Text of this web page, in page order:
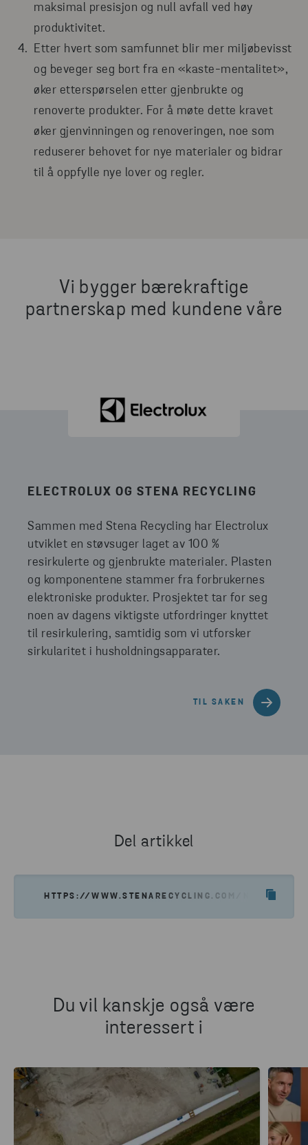
maksimal presisjon og null avfall ved høy
produktivitet.
Etter hvert som samfunnet blir mer miljøbevisst
og beveger seg bort fra en «kaste-mentalitet»,
øker etterspørselen etter gjenbrukte og
renoverte produkter. For å møte dette kravet
øker gjenvinningen og renoveringen, noe som
reduserer behovet for nye materialer og bidrar
til å oppfylle nye lover og regler.
Vi bygger bærekraftige
partnerskap med kundene våre
ELECTROLUX OG STENA RECYCLING
Sammen med Stena Recycling har Electrolux
utviklet en støvsuger laget av 100 %
resirkulerte og gjenbrukte materialer. Plasten
og komponentene stammer fra forbrukernes
elektroniske produkter. Prosjektet tar for seg
noen av dagens viktigste utfordringer knyttet
til resirkulering, samtidig som vi utforsker
sirkularitet i husholdningsapparater.
TIL SAKEN
Del artikkel
HTTPS://WWW.STENARECYCLING.COM/NO/HVA-
Du vil kanskje også være
interessert i